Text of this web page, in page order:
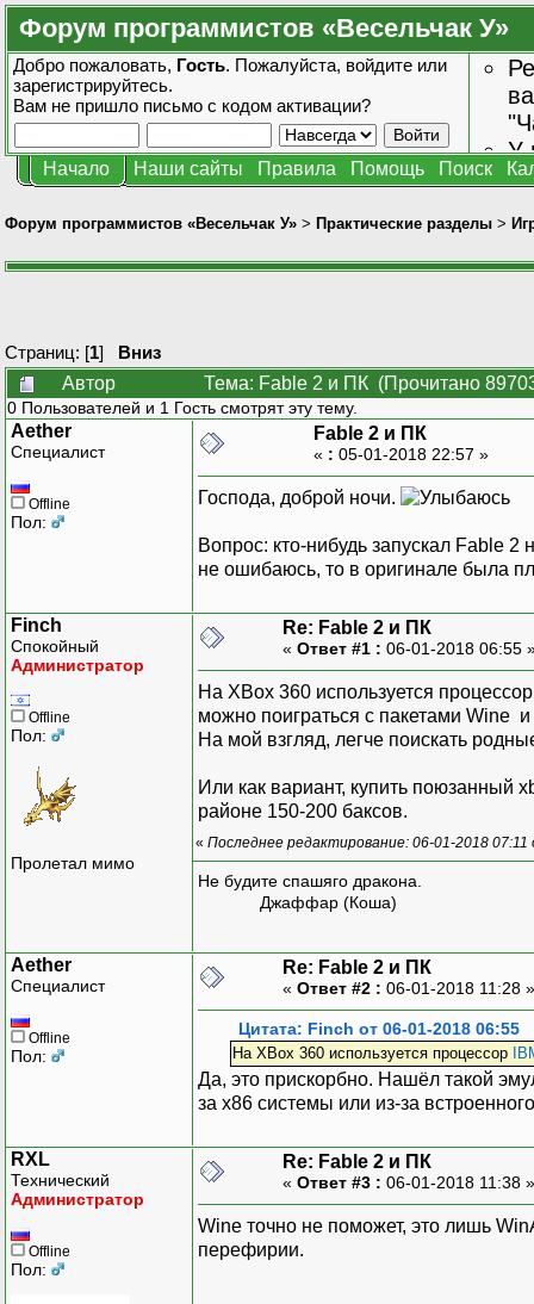
Форум программистов «Весельчак У»
Добро пожаловать, Гость. Пожалуйста, войдите или
зарегистрируйтесь.
Вам не пришло письмо с кодом активации?
У
Начало Наши сайты Правила Помощь Поиск
Форум программистов «Весельчак У» > Практические разделы >
Страниц: [1] Вниз
Автор
Тема: Fable 2 и ПК (Прочитано
0 Пользователей и 1 Гость смотрят эту тему.
Aether
Специалист
Offline
Пол:
Fable 2 и ПК
« : 05-01-2018 22:57 »
Господа, доброй ночи.
Вопрос: кто-нибудь запускал Fable
не ошибаюсь, то в оригинале была
Finch
Спокойный
Администратор
Offline
Пол:
Пролетал мимо
Re: Fable 2 и ПК
« Ответ #1 : 06-01-2018 06:55
На XBox 360 используется
можно поиграться с пакетами Wine
На мой взгляд, легче поискать
Или как вариант, купить поюзанный
районе 150-200 баксов.
« Последнее редактирование: 06-01-2018 07:11
Не будите спашяго дракона.
Джаффар (Коша)
Aether
Специалист
Offline
Пол:
Re: Fable 2 и ПК
« Ответ #2 : 06-01-2018 11:28
Цитата: Finch от 06-01-2018 06:55
На XBox 360 используется процессор
Да, это прискорбно. Нашёл такой
за х86 системы или из-за
RXL
Технический
Администратор
Offline
Пол:
Re: Fable 2 и ПК
« Ответ #3 : 06-01-2018 11:38
Wine точно не поможет, это лишь
перефирии.